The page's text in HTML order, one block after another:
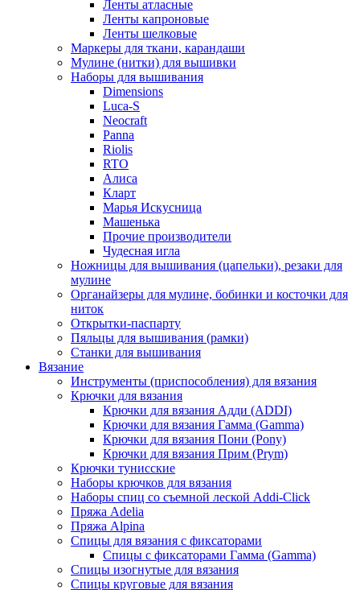
Ленты атласные
Ленты капроновые
Ленты шелковые
Маркеры для ткани, карандаши
Мулине (нитки) для вышивки
Наборы для вышивания
Dimensions
Luca-S
Neocraft
Panna
Riolis
RTO
Алиса
Кларт
Марья Искусница
Машенька
Прочие производители
Чудесная игла
Ножницы для вышивания (цапельки), резаки для
мулине
Органайзеры для мулине, бобинки и косточки для
ниток
Открытки-паспарту
Пяльцы для вышивания (рамки)
Станки для вышивания
Вязание
Инструменты (приспособления) для вязания
Крючки для вязания
Крючки для вязания Адди (ADDI)
Крючки для вязания Гамма (Gamma)
Крючки для вязания Пони (Pony)
Крючки для вязания Прим (Prym)
Крючки тунисские
Наборы крючков для вязания
Наборы спиц со съемной леской Addi-Click
Пряжа Adelia
Пряжа Alpina
Спицы для вязания с фиксаторами
Спицы с фиксаторами Гамма (Gamma)
Спицы изогнутые для вязания
Спицы круговые для вязания